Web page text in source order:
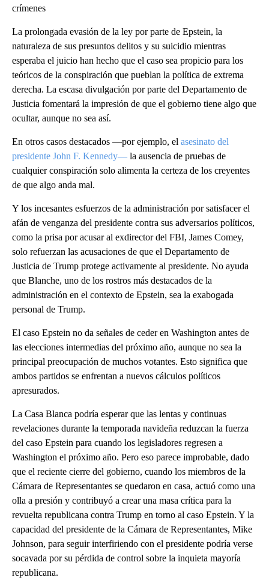
crímenes
La prolongada evasión de la ley por parte de Epstein, la
naturaleza de sus presuntos delitos y su suicidio mientras
esperaba el juicio han hecho que el caso sea propicio para los
teóricos de la conspiración que pueblan la política de extrema
derecha. La escasa divulgación por parte del Departamento de
Justicia fomentará la impresión de que el gobierno tiene algo que
ocultar, aunque no sea así.
En otros casos destacados —por ejemplo, el asesinato del
presidente John F. Kennedy— la ausencia de pruebas de
cualquier conspiración solo alimenta la certeza de los creyentes
de que algo anda mal.
Y los incesantes esfuerzos de la administración por satisfacer el
afán de venganza del presidente contra sus adversarios políticos,
como la prisa por acusar al exdirector del FBI, James Comey,
solo refuerzan las acusaciones de que el Departamento de
Justicia de Trump protege activamente al presidente. No ayuda
que Blanche, uno de los rostros más destacados de la
administración en el contexto de Epstein, sea la exabogada
personal de Trump.
El caso Epstein no da señales de ceder en Washington antes de
las elecciones intermedias del próximo año, aunque no sea la
principal preocupación de muchos votantes. Esto significa que
ambos partidos se enfrentan a nuevos cálculos políticos
apresurados.
La Casa Blanca podría esperar que las lentas y continuas
revelaciones durante la temporada navideña reduzcan la fuerza
del caso Epstein para cuando los legisladores regresen a
Washington el próximo año. Pero eso parece improbable, dado
que el reciente cierre del gobierno, cuando los miembros de la
Cámara de Representantes se quedaron en casa, actuó como una
olla a presión y contribuyó a crear una masa crítica para la
revuelta republicana contra Trump en torno al caso Epstein. Y la
capacidad del presidente de la Cámara de Representantes, Mike
Johnson, para seguir interfiriendo con el presidente podría verse
socavada por su pérdida de control sobre la inquieta mayoría
republicana.